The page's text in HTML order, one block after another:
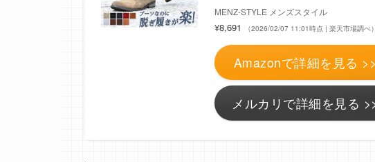
MENZ-STYLE メンズスタイル
¥8,691 （2026/02/07 11:01時点 | 楽天市場調べ）
Amazonで詳細を見る >>
メルカリで詳細を見る